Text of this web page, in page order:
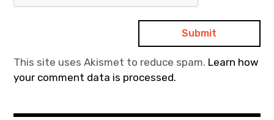
This site uses Akismet to reduce spam. Learn how
your comment data is processed.